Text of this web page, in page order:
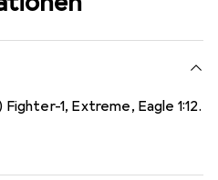
1, Extreme, Eagle 1:12.